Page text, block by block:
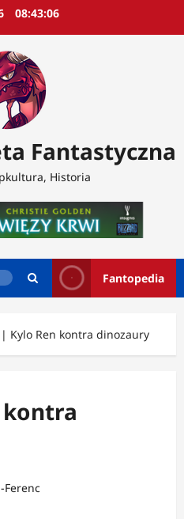
08:43:08
Fantastyczna
Historia
Fantopedia
Kylo Ren kontra dinozaury
kontra
Ferenc